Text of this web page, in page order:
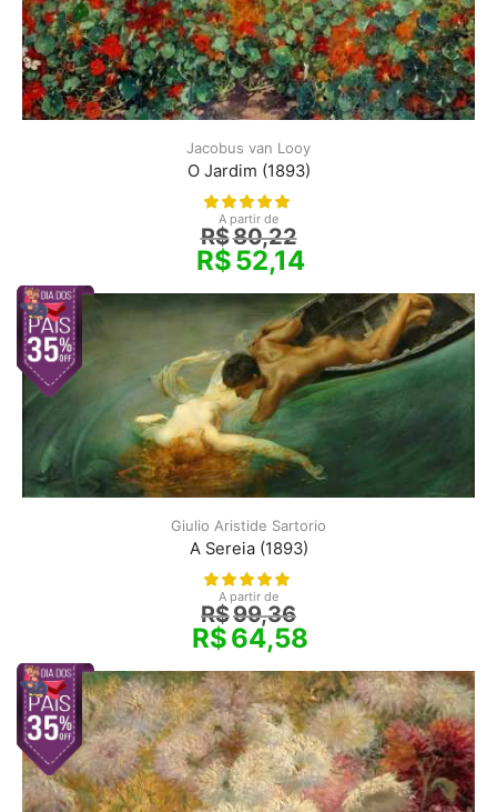
Jacobus van Looy
O Jardim (1893)
A partir de
R$80,22
R$52,14
Giulio Aristide Sartorio
A Sereia (1893)
A partir de
R$99,36
R$64,58